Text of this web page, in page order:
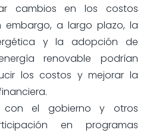
cambios en los costos
embargo, a largo plazo, la
y la adopción de
renovable podrían
los costos y mejorar la
con el gobierno y otros
en programas